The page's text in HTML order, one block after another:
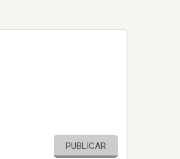
PUBLICAR